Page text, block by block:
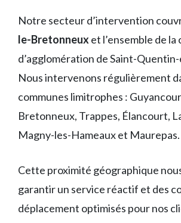
Notre secteur d’intervention
le-Bretonneuxet l’ensemble de
d’agglomération de Saint-
Nous intervenons régulièrement
communes limitrophes :
Bretonneux, Trappes, Élancourt,
Magny-les-Hameaux et Maurepas.
Cette proximité géographique
garantir un service réactif et des
déplacement optimisés pour nos